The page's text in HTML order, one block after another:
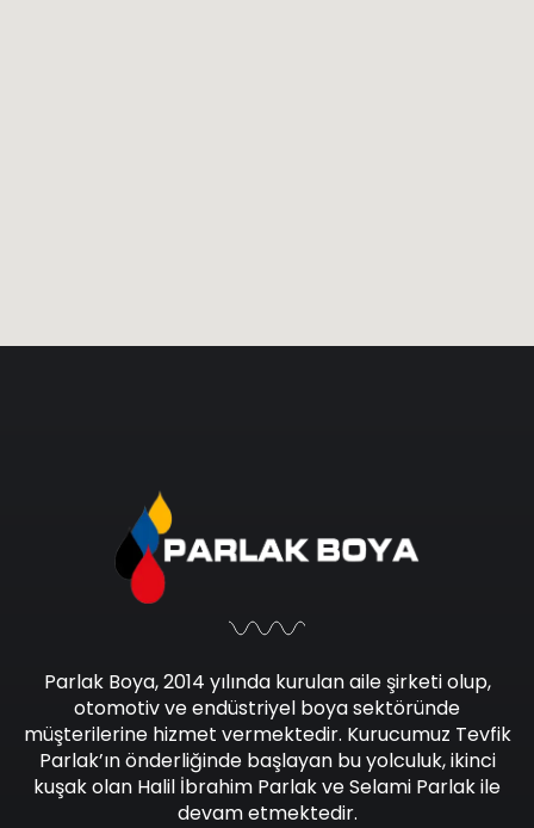
Parlak Boya, 2014 yılında kurulan aile şirketi olup,
otomotiv ve endüstriyel boya sektöründe
müşterilerine hizmet vermektedir. Kurucumuz Tevfik
Parlak’ın önderliğinde başlayan bu yolculuk, ikinci
kuşak olan Halil İbrahim Parlak ve Selami Parlak ile
devam etmektedir.